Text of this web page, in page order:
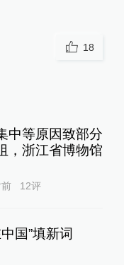
18
中等原因致部分
，浙江省博物馆
12评
国”填新词